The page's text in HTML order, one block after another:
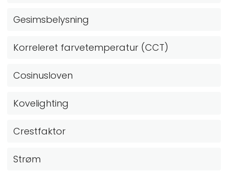
Gesimsbelysning
Korreleret farvetemperatur (CCT)
Cosinusloven
Kovelighting
Crestfaktor
Strøm